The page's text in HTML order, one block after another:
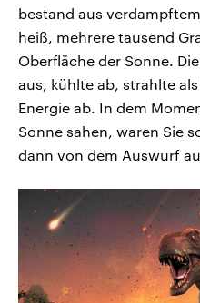
bestand aus
heiß, mehrere tausend
Oberfläche der Sonne.
aus, kühlte ab, strahlte
Energie ab. In dem
Sonne sahen, waren Sie
dann von dem Auswurf